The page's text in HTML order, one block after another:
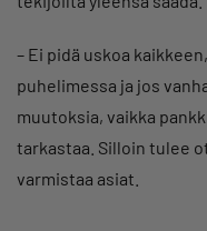
– Ei pidä uskoa
puhelimessa ja jos
muutoksia, vaikka
tarkastaa. Silloin tulee
varmistaa asiat.